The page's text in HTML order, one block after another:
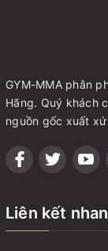
GYM-MMA phân
Hãng. Quý khách
nguồn gốc xuất xứ
Liên kết